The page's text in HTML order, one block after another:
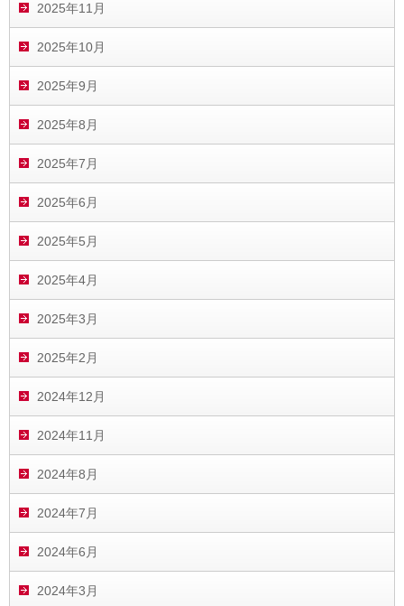
2025年11月
2025年10月
2025年9月
2025年8月
2025年7月
2025年6月
2025年5月
2025年4月
2025年3月
2025年2月
2024年12月
2024年11月
2024年8月
2024年7月
2024年6月
2024年3月